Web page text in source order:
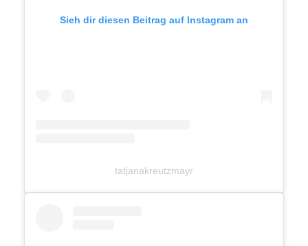
Sieh dir diesen Beitrag auf Instagram an
tatjanakreutzmayr